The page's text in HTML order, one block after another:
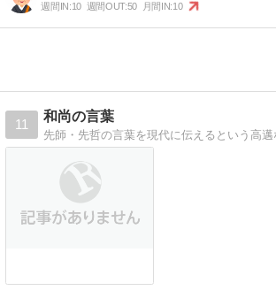
週間IN:10 週間OUT:50 月間IN:10
11
和尚の言葉